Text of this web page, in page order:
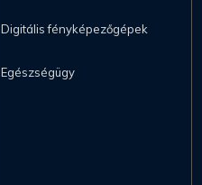
Digitális fényképezőgépek
Egészségügy